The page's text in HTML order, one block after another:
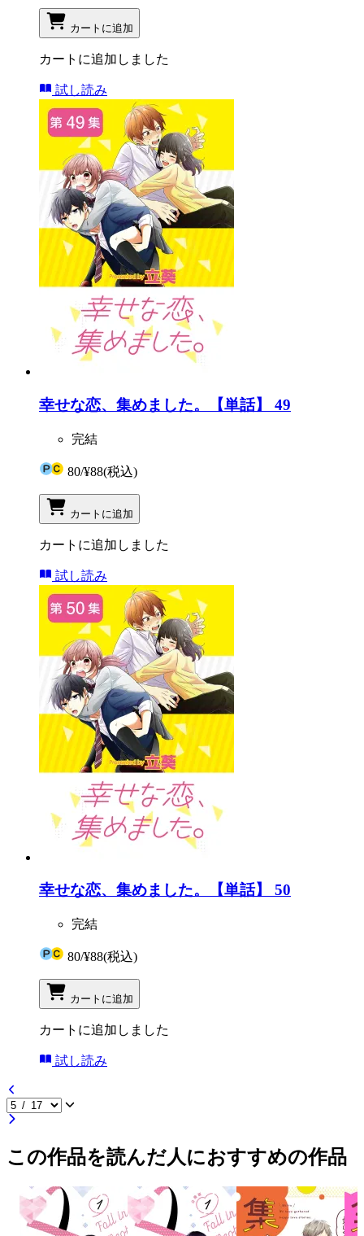
カートに追加
カートに追加しました
試し読み
幸せな恋、集めました。【単話】 49
完結
80/¥88(税込)
カートに追加
カートに追加しました
試し読み
幸せな恋、集めました。【単話】 50
完結
80/¥88(税込)
カートに追加
カートに追加しました
試し読み
この作品を読んだ人におすすめの作品